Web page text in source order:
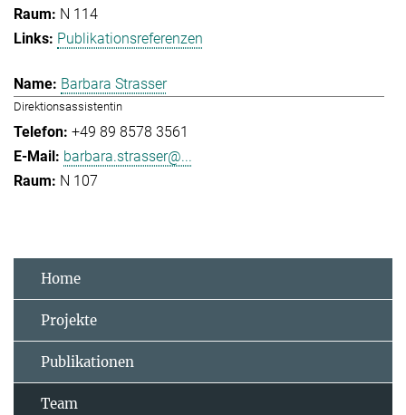
N 114
Publikationsreferenzen
Barbara Strasser
Direktionsassistentin
+49 89 8578 3561
barbara.strasser@...
N 107
Home
Projekte
Publikationen
Team